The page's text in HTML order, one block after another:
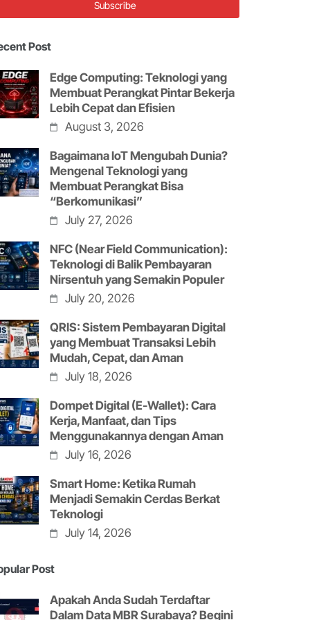
Post
Edge Computing: Teknologi yang
Membuat Perangkat Pintar Bekerja
Lebih Cepat dan Efisien
August 3, 2026
Bagaimana IoT Mengubah Dunia?
Mengenal Teknologi yang
Membuat Perangkat Bisa
“Berkomunikasi”
July 27, 2026
NFC (Near Field Communication):
Teknologi di Balik Pembayaran
Nirsentuh yang Semakin Populer
July 20, 2026
QRIS: Sistem Pembayaran Digital
yang Membuat Transaksi Lebih
Mudah, Cepat, dan Aman
July 18, 2026
Dompet Digital (E-Wallet): Cara
Kerja, Manfaat, dan Tips
Menggunakannya dengan Aman
July 16, 2026
Smart Home: Ketika Rumah
Menjadi Semakin Cerdas Berkat
Teknologi
July 14, 2026
Post
Apakah Anda Sudah Terdaftar
Dalam Data MBR Surabaya? Begini